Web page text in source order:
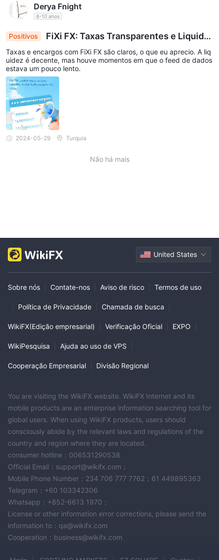
Derya Fnight
6-10 anos
Positivos
FiXi FX: Taxas Transparentes e Liquide
z Decente com Ocasionais Atrasos na Alimentaç
ão de Dados
Taxas e encargos com FiXi FX são claros, o que eu aprecio. A liq
uidez é decente, mas houve momentos em que o feed de dados
estava um pouco lento.
2024-05-29 Turquia
Não há mais
United States
Sobre nós Contate-nos Aviso de risco Termos de uso
Política de Privacidade Chamada de busca
WikiFX(Edição empresarial) Verificação Oficial EXPO
WikiPesquisa Ajuda ao uso de VPS
Cooperação Empresarial Divisão Regional
You are visiting the WikiFX website. WikiFX Internet and its
mobile products are an enterprise information searching tool for
global users. When using WikiFX products, users should
consciously abide by the relevant laws and regulations of the
country and region where they are located.
consumer hotline：006531290538
Official Email：support@wikifx.com；
Mobile Phone Number：234 706 777 7762；61 449895363
Telegram：+60 103342306
Whatsapp：+852-6613 1970；
License or other information error corrections, please send the
information to：qa@wikifx.com
Cooperation：business@wikifx.com